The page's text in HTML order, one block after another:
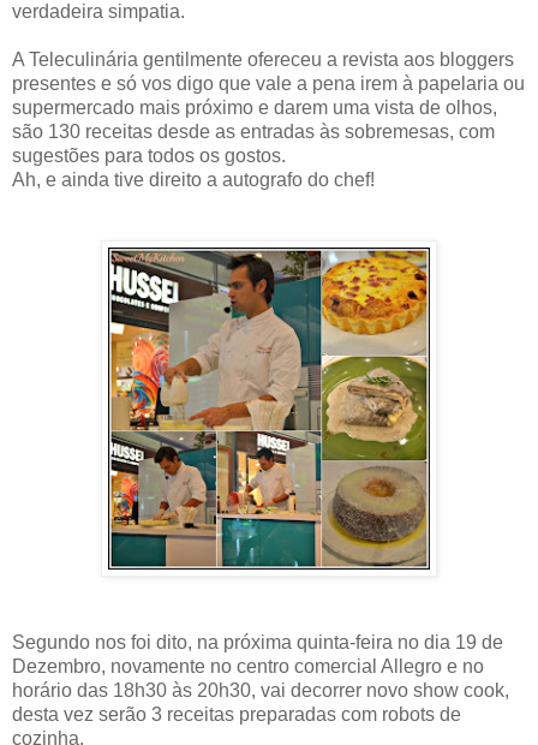
verdadeira simpatia.
A Teleculinária gentilmente ofereceu a revista aos bloggers
presentes e só vos digo que vale a pena irem à papelaria ou
supermercado mais próximo e darem uma vista de olhos,
são 130 receitas desde as entradas às sobremesas, com
sugestões para todos os gostos.
Ah, e ainda tive direito a autografo do chef!
Segundo nos foi dito, na próxima quinta-feira no dia 19 de
Dezembro, novamente no centro comercial Allegro e no
horário das 18h30 às 20h30, vai decorrer novo show cook,
desta vez serão 3 receitas preparadas com robots de
cozinha.